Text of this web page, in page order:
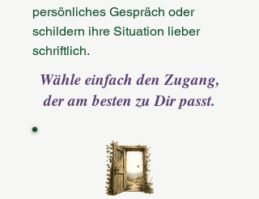
persönliches Gespräch oder
schildern ihre Situation lieber
schriftlich.
Wähle einfach den Zugang,
der am besten zu Dir passt.